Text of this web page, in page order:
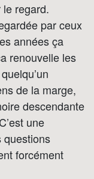
le regard.
par ceux
années ça
renouvelle les
de la marge,
descendante
une
questions
forcément